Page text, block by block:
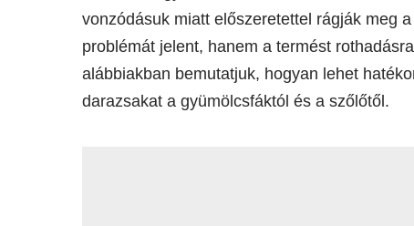
vonzódásuk miatt előszeretettel rágják meg
problémát jelent, hanem a termést
alábbiakban bemutatjuk, hogyan lehet
darazsakat a gyümölcsfáktól és a szőlőtől.